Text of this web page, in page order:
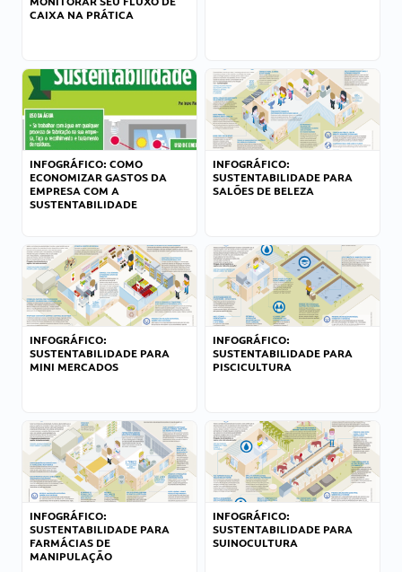
CAIXA NA PRÁTICA
INFOGRÁFICO: COMO
ECONOMIZAR GASTOS DA
EMPRESA COM A
SUSTENTABILIDADE
INFOGRÁFICO:
SUSTENTABILIDADE PARA
SALÕES DE BELEZA
INFOGRÁFICO:
SUSTENTABILIDADE PARA
MINI MERCADOS
INFOGRÁFICO:
SUSTENTABILIDADE PARA
PISCICULTURA
INFOGRÁFICO:
SUSTENTABILIDADE PARA
FARMÁCIAS DE
MANIPULAÇÃO
INFOGRÁFICO:
SUSTENTABILIDADE PARA
SUINOCULTURA